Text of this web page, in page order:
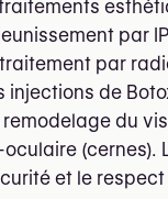
par
par
de
du
et le